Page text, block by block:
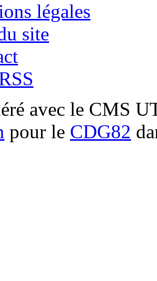
légales
site
avec le CMS
pour le CDG82